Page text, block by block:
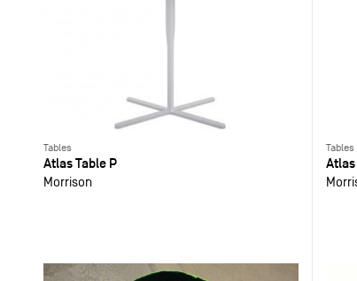
Tables
Atlas Table P
Morrison
Tables
Atlas